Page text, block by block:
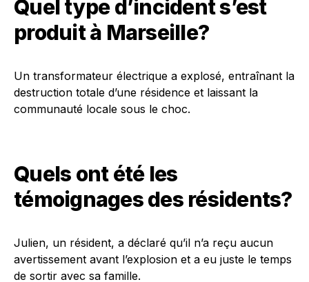
Quel type d’incident s’est
produit à Marseille?
Un transformateur électrique a explosé, entraînant la
destruction totale d’une résidence et laissant la
communauté locale sous le choc.
Quels ont été les
témoignages des résidents?
Julien, un résident, a déclaré qu’il n’a reçu aucun
avertissement avant l’explosion et a eu juste le temps
de sortir avec sa famille.